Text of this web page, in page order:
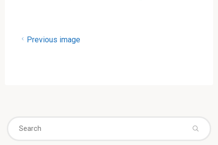
Previous image